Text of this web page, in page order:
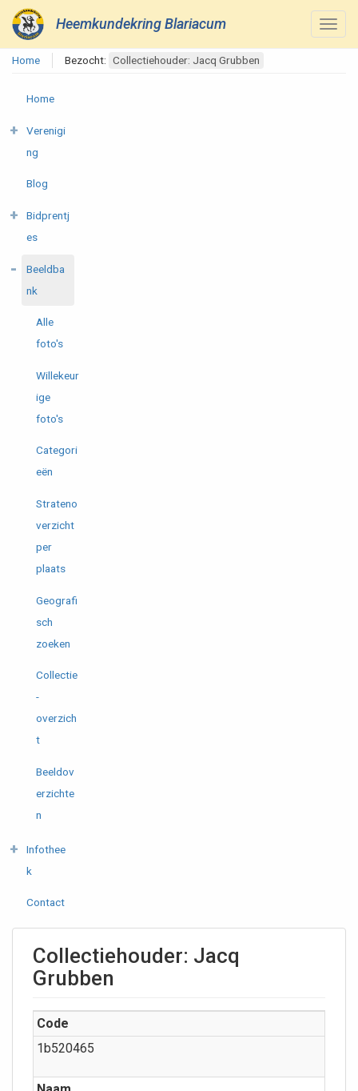
Heemkundekring Blariacum
Home Bezocht: Collectiehouder: Jacq Grubben
Home
Verenigi
ng
Blog
Bidprentj
es
Beeldba
nk
Alle
foto's
Willekeur
ige
foto's
Categori
eën
Strateno
verzicht
per
plaats
Geografi
sch
zoeken
Collectie
-
overzich
t
Beeldov
erzichte
n
Infothee
k
Contact
Collectiehouder: Jacq
Grubben
Code
1b520465